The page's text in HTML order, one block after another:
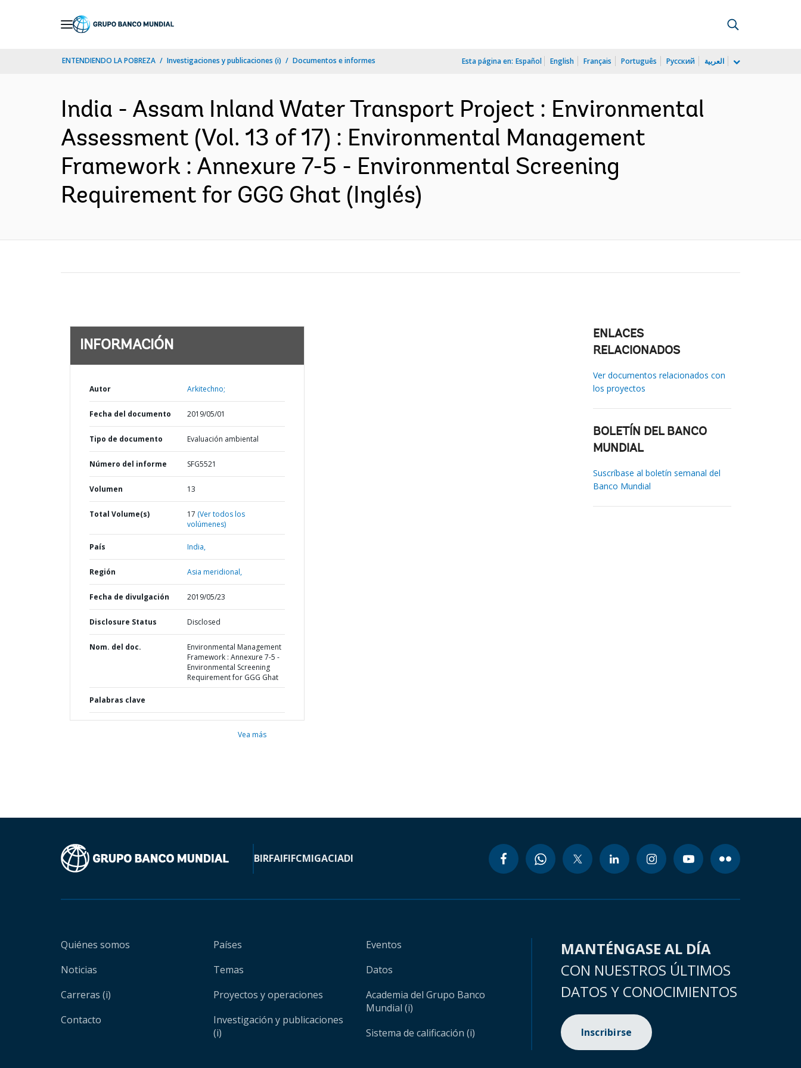
ENTENDIENDO LA POBREZA Investigaciones y publicaciones (i) Documentos e informes Esta página en: Español English Français Português Русский العربية
India - Assam Inland Water Transport Project : Environmental
Assessment (Vol. 13 of 17) : Environmental Management
Framework : Annexure 7-5 - Environmental Screening
Requirement for GGG Ghat (Inglés)
INFORMACIÓN
Autor Arkitechno;
Fecha del documento 2019/05/01
Tipo de documento Evaluación ambiental
Número del informe SFG5521
Volumen 13
Total Volume(s) 17 (Ver todos los
volúmenes)
País India,
Región Asia meridional,
Fecha de divulgación 2019/05/23
Disclosure Status Disclosed
Nom. del doc.
Environmental Management
Framework : Annexure 7-5 -
Environmental Screening
Requirement for GGG Ghat
Palabras clave
Vea más
ENLACES
RELACIONADOS
Ver documentos relacionados con
los proyectos
BOLETÍN DEL BANCO
MUNDIAL
Suscríbase al boletín semanal del
Banco Mundial
BIRFAIFIFCMIGACIADI
Quiénes somos
Noticias
Carreras (i)
Contacto
Países
Temas
Proyectos y operaciones
Investigación y publicaciones
(i)
Eventos
Datos
Academia del Grupo Banco
Mundial (i)
Sistema de calificación (i)
MANTÉNGASE AL DÍA
CON NUESTROS ÚLTIMOS
DATOS Y CONOCIMIENTOS
Inscribirse